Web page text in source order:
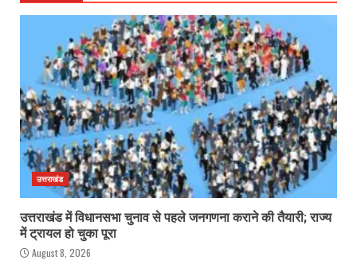
उत्तराखंड
उत्तराखंड में विधानसभा चुनाव से पहले जनगणना कराने की तैयारी; राज्य
में ट्रायल हो चुका पूरा
August 8, 2026